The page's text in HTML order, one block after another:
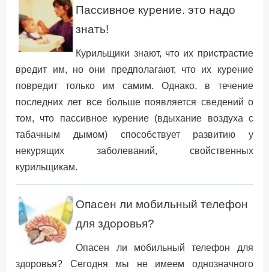
Пассивное курение. это надо
знать!
Курильщики знают, что их пристрастие
вредит им, но они предполагают, что их курение
повредит только им самим. Однако, в течение
последних лет все больше появляется сведений о
том, что пассивное курение (вдыхание воздуха с
табачным дымом) способствует развитию у
некурящих заболеваний, свойственных
курильщикам.
Опасен ли мобильный телефон
для здоровья?
Опасен ли мобильный телефон для
здоровья? Сегодня мы не имеем однозначного